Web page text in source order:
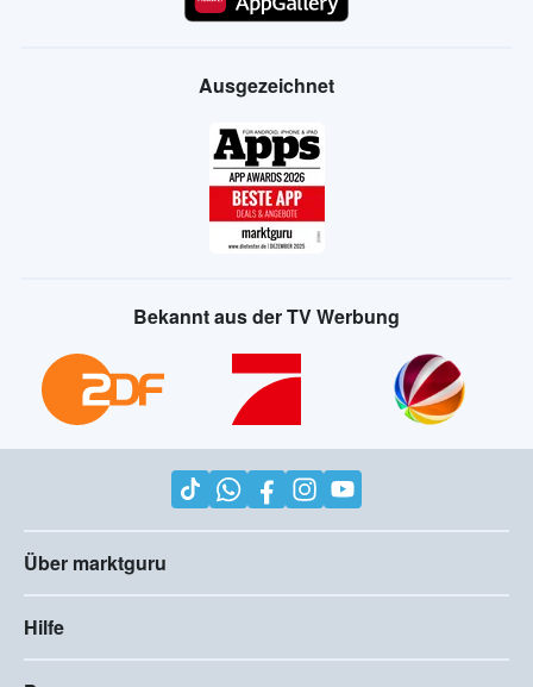
Ausgezeichnet
Bekannt aus der TV Werbung
Über marktguru
Hilfe